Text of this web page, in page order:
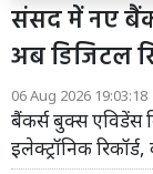
संसद में नए
अब डिजिटल
06 Aug 2026 19:03:18
बैंकर्स बुक्स एविडेंस
इलेक्ट्रॉनिक